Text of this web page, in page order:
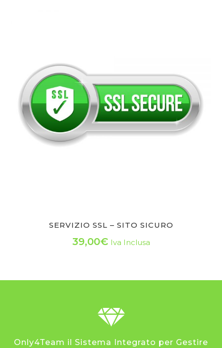
a
119,00€
opzioni
essere
scelte
nella
SERVIZIO SSL – SITO SICURO
39,00€ Iva Inclusa
Only4Team il Sistema Integrato per Gestire